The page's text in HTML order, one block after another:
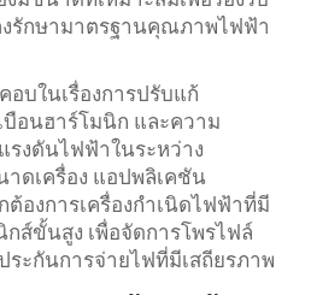
งรักษามาตรฐานคุณภาพไฟฟ้า
บในเรื่องการปรับแก้
บือนฮาร์โมนิก และความ
รงดันไฟฟ้าในระหว่าง
ดเครื่อง แอปพลิเคชัน
องการเครื่องกำเนิดไฟฟ้าที่มี
ส์ขั้นสูง เพื่อจัดการโพรไฟล์
ะกันการจ่ายไฟที่มีเสถียรภาพ